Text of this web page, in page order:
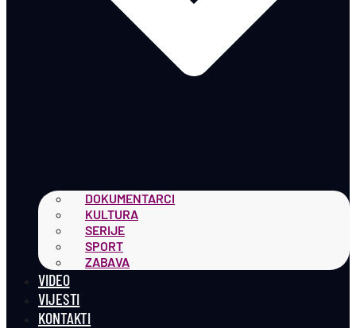
DOKUMENTARCI
KULTURA
SERIJE
SPORT
ZABAVA
VIDEO
VIJESTI
KONTAKTI